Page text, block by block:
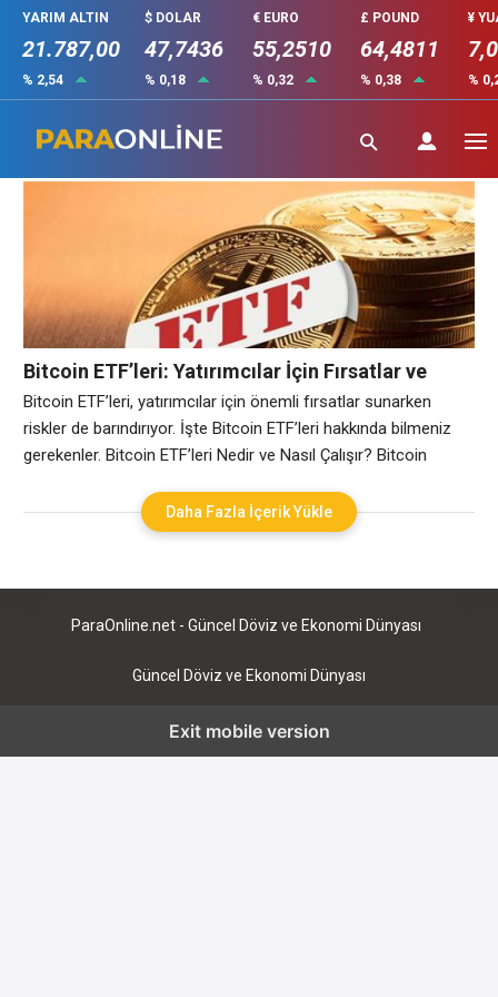
YARIM ALTIN
21.787,00
% 2,54
$ DOLAR
47,7436
% 0,18
€ EURO
55,2510
% 0,32
£ POUND
64,4811
% 0,38
¥
%
ETF
Bitcoin ETF’leri: Yatırımcılar İçin Fırsatlar ve
Riskler
Bitcoin ETF’leri, yatırımcılar için önemli fırsatlar sunarken
riskler de barındırıyor. İşte Bitcoin ETF’leri hakkında bilmeniz
gerekenler. Bitcoin ETF’leri Nedir ve Nasıl Çalışır? Bitcoin
fonları (ETF) aracılığıyla yatırım yapılmasını sağlayan finansal
araçlardır. Bu fonlar, yatırımcıların Bitcoin’e doğrudan sahip
mümkün kılar. Bitcoin ETF’leri,
Daha Fazla İçerik Yükle
ParaOnline.net - Güncel Döviz ve Ekonomi Dünyası
Güncel Döviz ve Ekonomi Dünyası
Exit mobile version